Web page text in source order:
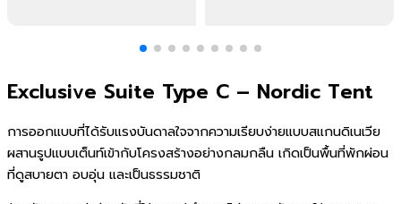
Exclusive Suite Type C – Nordic Tent
การออกแบบที่ได้รับแรงบันดาลใจจากความเรียบง่ายแบบสแกนดิเนเวีย
ผสานรูปแบบเต็นท์เข้ากับโครงสร้างอย่างกลมกลืน เกิดเป็นพื้นที่พักผ่อน
ที่ดูสบายตา อบอุ่น และเป็นธรรมชาติ